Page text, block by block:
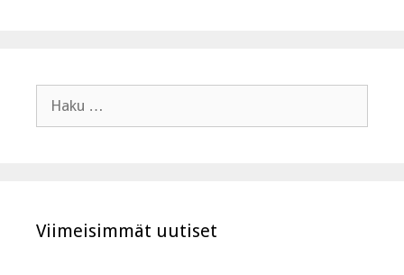
Viimeisimmät uutiset